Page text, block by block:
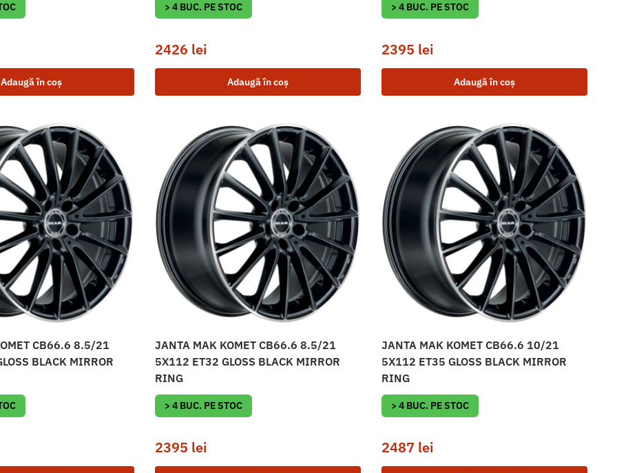
Adaugă în coș
> 4 BUC. PE STOC
2426 lei
Adaugă în coș
> 4 BUC. PE STOC
2395 lei
Adaugă în coș
CB66.6 8.5/21
BLACK MIRROR
JANTA MAK KOMET CB66.6 8.5/21
5X112 ET32 GLOSS BLACK MIRROR
RING
> 4 BUC. PE STOC
2395 lei
JANTA MAK KOMET CB66.6 10/21
5X112 ET35 GLOSS BLACK MIRROR
RING
> 4 BUC. PE STOC
2487 lei